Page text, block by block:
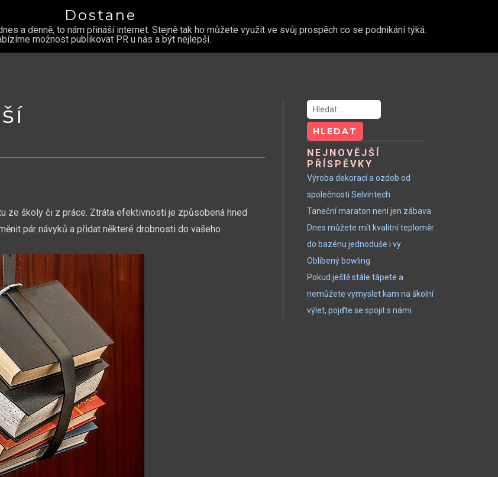
Dostane
a denně, to nám přináší internet. Stejně tak ho můžete využít ve svůj prospěch co se podnikání týká.
možnost publikovat PR u nás a být nejlepší.
ze školy či z práce. Ztráta efektivnosti je způsobená hned
pár návyků a přidat některé drobnosti do vašeho
Vyhledávání
NEJNOVĚJŠÍ
PŘÍSPĚVKY
Výroba dekorací a ozdob od
společnosti Selvintech
Taneční maraton není jen zábava
Dnes můžete mít kvalitní teploměr
do bazénu jednoduše i vy
Oblíbený bowling
Pokud ještě stále tápete a
nemůžete vymyslet kam na školní
výlet, pojďte se spojit s námi